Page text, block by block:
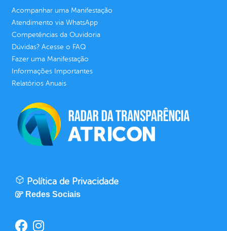
Acompanhar uma Manifestação
Atendimento via WhatsApp
Competências da Ouvidoria
Dúvidas? Acesse o FAQ
Fazer uma Manifestação
Informações Importantes
Relatórios Anuais
Política de Privacidade
Redes Sociais